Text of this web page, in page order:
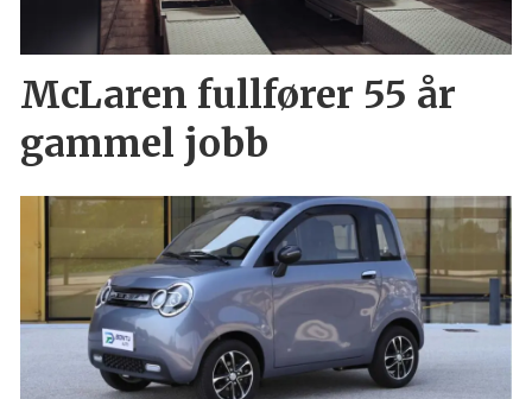
McLaren fullfører 55 år
gammel jobb